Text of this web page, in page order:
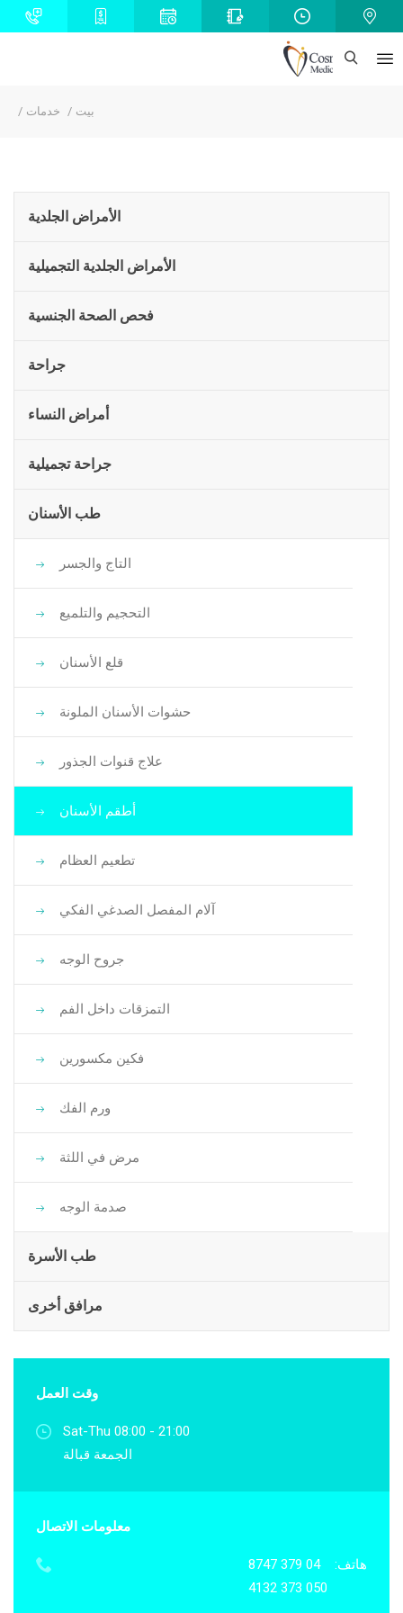
بيت خدمات
الأمراض الجلدية
الأمراض الجلدية التجميلية
فحص الصحة الجنسية
جراحة
أمراض النساء
جراحة تجميلية
طب الأسنان
التاج والجسر
التحجيم والتلميع
قلع الأسنان
حشوات الأسنان الملونة
علاج قنوات الجذور
أطقم الأسنان
تطعيم العظام
آلام المفصل الصدغي الفكي
جروح الوجه
التمزقات داخل الفم
فكين مكسورين
ورم الفك
مرض في اللثة
صدمة الوجه
طب الأسرة
مرافق أخرى
وقت العمل
Sat-Thu 08:00 - 21:00
الجمعة قبالة
معلومات الاتصال
هاتف:
04 379 8747
050 373 4132